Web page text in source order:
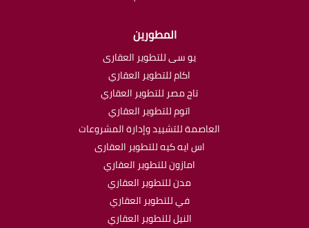
المطورين
يو سى للتطوير العقارى
اكام للتطوير العقاري
تاج مصر للتطوير العقاري
اتوم للتطوير العقاري
العاصمة للتشييد وإدارة المشروعات
اس ايه كيه للتطوير العقارى
امازون للتطوير العقاري
مدن للتطوير العقاري
في للتطوير العقاري
النيل للتطوير العقاري